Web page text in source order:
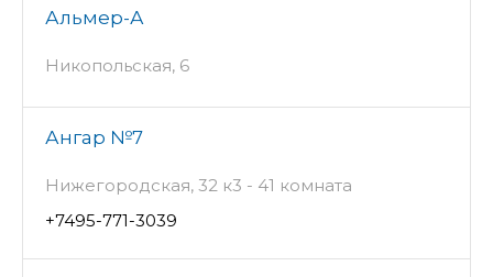
Альмер-А
Никопольская, 6
Ангар №7
Нижегородская, 32 к3 - 41 комната
+7495-771-3039